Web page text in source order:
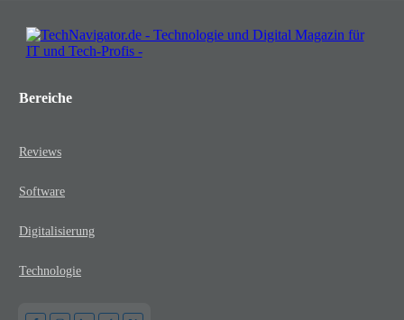
Bereiche
Reviews
Software
Digitalisierung
Technologie